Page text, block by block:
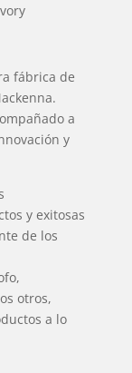
fábrica de
a
y
y exitosas
de los
otros,
a lo